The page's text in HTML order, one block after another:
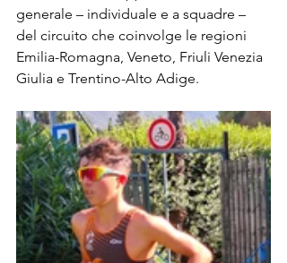
generale – individuale e a squadre –
del circuito che coinvolge le regioni
Emilia-Romagna, Veneto, Friuli Venezia
Giulia e Trentino-Alto Adige.